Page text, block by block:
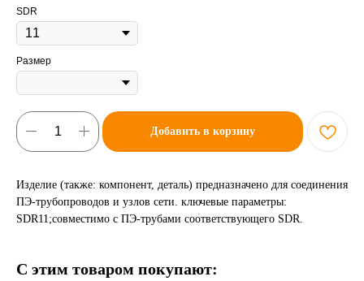
SDR
Размер
Добавить в корзину
Изделие (также: компонент, деталь) предназначено для соединения
ПЭ-трубопроводов и узлов сети. ключевые параметры:
SDR11;совместимо с ПЭ-трубами соответствующего SDR.
С этим товаром покупают: